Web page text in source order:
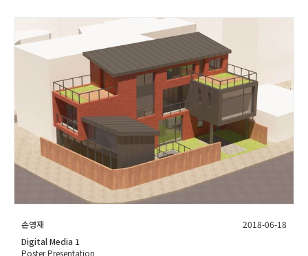
손영재
2018-06-18
Digital Media 1
Poster Presentation